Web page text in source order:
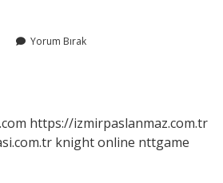
Yorum Bırak
https://izmirpaslanmaz.com.tr
knight online nttgame